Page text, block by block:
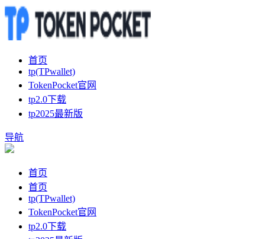
首页
tp(TPwallet)
TokenPocket官网
tp2.0下载
tp2025最新版
导航
首页
首页
tp(TPwallet)
TokenPocket官网
tp2.0下载